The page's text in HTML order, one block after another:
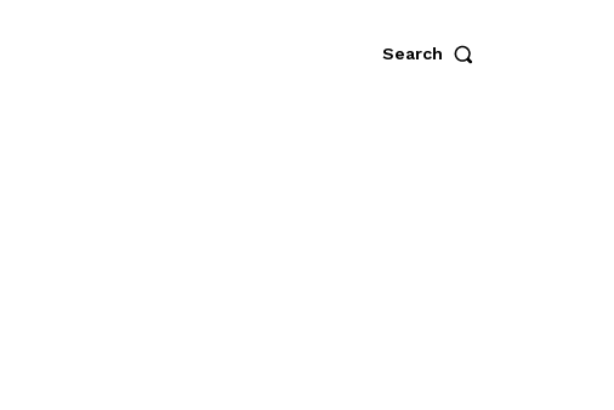
Search